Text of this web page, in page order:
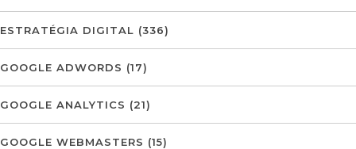
ESTRATÉGIA DIGITAL (336)
GOOGLE ADWORDS (17)
GOOGLE ANALYTICS (21)
GOOGLE WEBMASTERS (15)